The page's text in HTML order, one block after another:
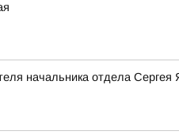
начальника отдела